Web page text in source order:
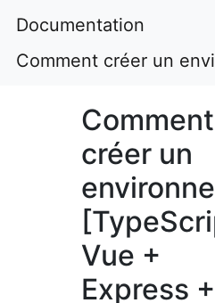
Documentation
Comment créer un
Comment
créer un
Vue +
Express +